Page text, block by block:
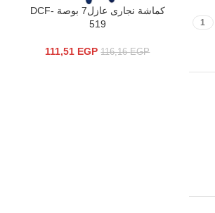
1
قراءة المزيد
كماشة نجارى عازل7 بوصة DCF-
519
116,16EGP
111,51 EGP